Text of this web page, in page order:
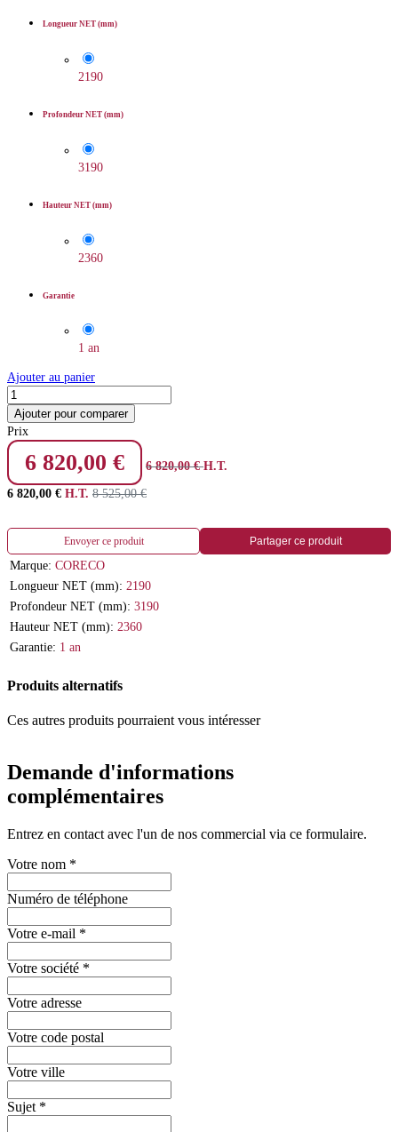
Longueur NET (mm)
2190
Profondeur NET (mm)
3190
Hauteur NET (mm)
2360
Garantie
1 an
Ajouter au panier
Ajouter pour comparer
Prix
6 820,00 € 6 820,00€ H.T.
6 820,00 € H.T. 8 525,00€
Envoyer ce produit Partager ce produit
Marque: CORECO
Longueur NET (mm): 2190
Profondeur NET (mm): 3190
Hauteur NET (mm): 2360
Garantie: 1 an
Produits alternatifs
Ces autres produits pourraient vous intéresser
Demande d'informations
complémentaires
Entrez en contact avec l'un de nos commercial via ce formulaire.
Votre nom *
Numéro de téléphone
Votre e-mail *
Votre société *
Votre adresse
Votre code postal
Votre ville
Sujet *